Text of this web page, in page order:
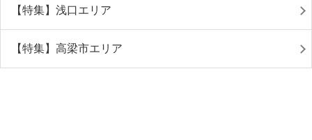
【特集】浅口エリア
【特集】高梁市エリア